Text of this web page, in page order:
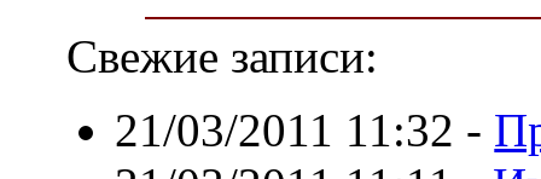
Свежие записи:
21/03/2011 11:32 -